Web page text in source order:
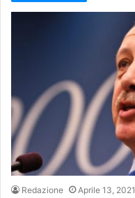
Redazione Aprile 13, 2021